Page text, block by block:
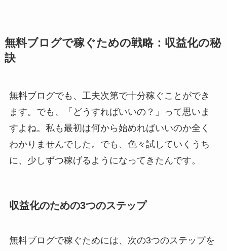
無料ブログで稼ぐための戦略：収益化の秘
訣
無料ブログでも、工夫次第で十分稼ぐことができ
ます。でも、「どうすればいいの？」って思いま
すよね。私も最初は何から始めればいいのか全く
わかりませんでした。でも、色々試していくうち
に、少しずつ稼げるようになってきたんです。
収益化のための3つのステップ
無料ブログで稼ぐためには、次の3つのステップを